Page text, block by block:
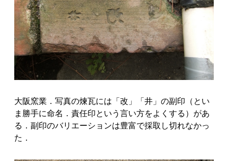
大阪窯業．写真の煉瓦には「改」「井」の副印（とい
ま勝手に命名．責任印という言い方をよくする）があ
る．副印のバリエーションは豊富で採取し切れなかっ
た．